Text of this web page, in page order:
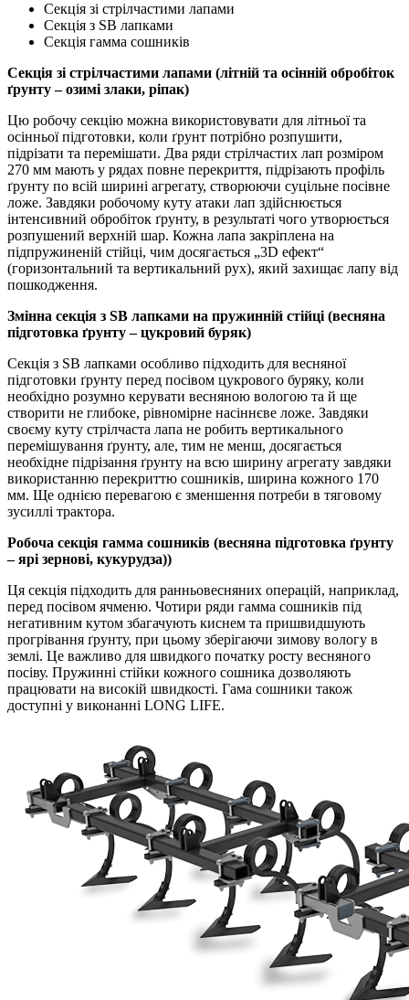
Секція зі стрілчастими лапами
Секція з SB лапками
Секція гамма сошників
Секція зі стрілчастими лапами (літній та осінній обробіток
ґрунту – озимі злаки, ріпак)
Цю робочу секцію можна використовувати для літньої та
осінньої підготовки, коли ґрунт потрібно розпушити,
підрізати та перемішати. Два ряди стрілчастих лап розміром
270 мм мають у рядах повне перекриття, підрізають профіль
ґрунту по всій ширині агрегату, створюючи суцільне посівне
ложе. Завдяки робочому куту атаки лап здійснюється
інтенсивний обробіток ґрунту, в результаті чого утворюється
розпушений верхній шар. Кожна лапа закріплена на
підпружиненій стійці, чим досягається „3D ефект“
(горизонтальний та вертикальний рух), який захищає лапу від
пошкодження.
Змінна секція з SB лапками на пружинній стійці (весняна
підготовка ґрунту – цукровий буряк)
Секція з SB лапками особливо підходить для весняної
підготовки ґрунту перед посівом цукрового буряку, коли
необхідно розумно керувати весняною вологою та й ще
створити не глибоке, рівномірне насіннєве ложе. Завдяки
своєму куту стрілчаста лапа не робить вертикального
перемішування ґрунту, але, тим не менш, досягається
необхідне підрізання ґрунту на всю ширину агрегату завдяки
використанню перекриттю сошників, ширина кожного 170
мм. Ще однією перевагою є зменшення потреби в тяговому
зусиллі трактора.
Робоча секція гамма сошників (весняна підготовка ґрунту
– ярі зернові, кукурудза))
Ця секція підходить для ранньовесняних операцій, наприклад,
перед посівом ячменю. Чотири ряди гамма сошників під
негативним кутом збагачують киснем та пришвидшують
прогрівання ґрунту, при цьому зберігаючи зимову вологу в
землі. Це важливо для швидкого початку росту весняного
посіву. Пружинні стійки кожного сошника дозволяють
працювати на високій швидкості. Гама сошники також
доступні у виконанні LONG LIFE.